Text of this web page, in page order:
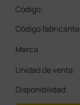
Código:
Código fabricante
Marca
Unidad de venta:
Disponibilidad: